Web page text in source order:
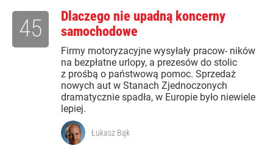
Dlaczego nie upadną koncerny
samochodowe
Firmy motoryzacyjne wysyłały pracow- ników
na bezpłatne urlopy, a prezesów do stolic
z prośbą o państwową pomoc. Sprzedaż
nowych aut w Stanach Zjednoczonych
dramatycznie spadła, w Europie było niewiele
lepiej.
45
Łukasz Bąk